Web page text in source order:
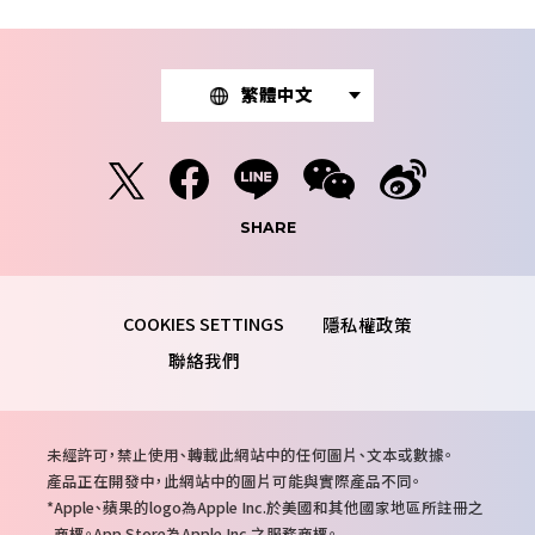
繁體中文
SHARE
隱私權政策
聯絡我們
注
意
事
未經許可，禁止使用、轉載此網站中的任何圖片、文本或數據。
產品正在開發中，此網站中的圖片可能與實際產品不同。
Apple、蘋果的logo為Apple Inc.於美國和其他國家地區所註冊之